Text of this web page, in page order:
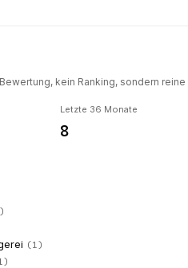
kein Ranking, sondern
Letzte 36 Monate
8
)
(1)
)